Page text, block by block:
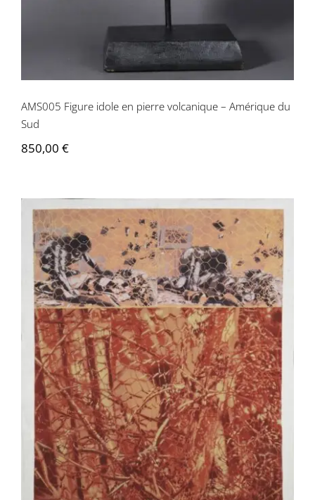
AMS005 Figure idole en pierre volcanique – Amérique du
Sud
850,00 €
Jean-Pierre Le Boul’ch – Brigitte et
ciseaux